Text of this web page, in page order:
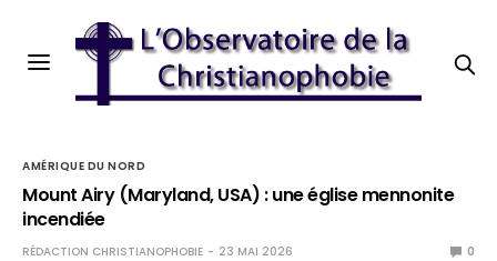
AMÉRIQUE DU NORD
Mount Airy (Maryland, USA) : une église mennonite
incendiée
RÉDACTION CHRISTIANOPHOBIE 23 MAI 2026 0